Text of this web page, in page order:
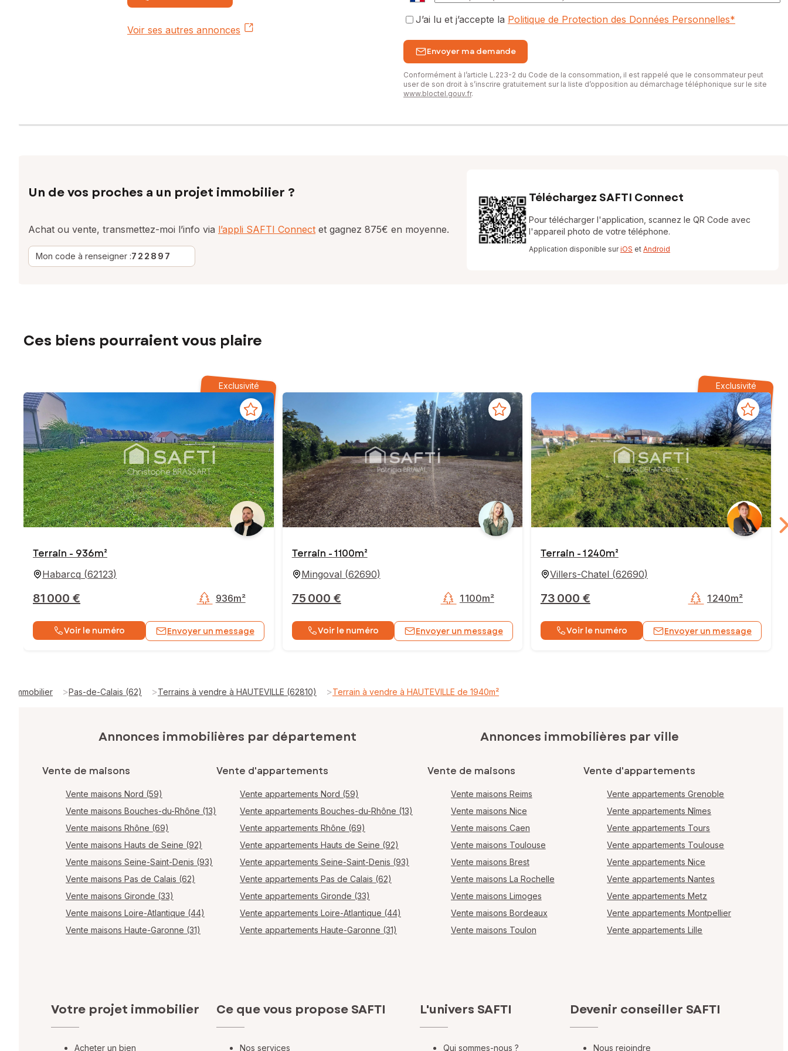
Voir ses autres annonces
J’ai lu et j’accepte la Politique de Protection des Données Personnelles*
Envoyer ma demande
Conformément à l’article L.223-2 du Code de la consommation, il est rappelé que le consommateur peut
user de son droit à s’inscrire gratuitement sur la liste d’opposition au démarchage téléphonique sur le site
www.bloctel.gouv.fr.
Un de vos proches a un projet immobilier ?
Achat ou vente, transmettez-moi l’info via l’appli SAFTI Connect et gagnez 875€ en moyenne.
Mon code à renseigner :722897
Téléchargez SAFTI Connect
Pour télécharger l'application, scannez le QR Code avec
l'appareil photo de votre téléphone.
Application disponible suriOS et Android
Ces biens pourraient vous plaire
Exclusivité
Terrain - 936m²
Habarcq (62123)
81 000 € 936m²
Voir le numéro Envoyer un message
Terrain - 1 100m²
Mingoval(62690)
75 000 € 1 100m²
Voir le numéro Envoyer un message
Exclusivité
Terrain - 1 240m²
Villers-Chatel(62690)
73 000 € 1 240m²
Voir le numéro Envoyer un message
Immobilier >Pas-de-Calais (62) >Terrains à vendre à HAUTEVILLE (62810) >Terrain à vendre à HAUTEVILLE de 1940m²
Annonces immobilières par département
Vente de maisons
Vente maisons Nord (59)
Vente maisons Bouches-du-Rhône (13)
Vente maisons Rhône (69)
Vente maisons Hauts de Seine (92)
Vente maisons Seine-Saint-Denis (93)
Vente maisons Pas de Calais (62)
Vente maisons Gironde (33)
Vente maisons Loire-Atlantique (44)
Vente maisons Haute-Garonne (31)
Vente d'appartements
Vente appartements Nord (59)
Vente appartements Bouches-du-Rhône (13)
Vente appartements Rhône (69)
Vente appartements Hauts de Seine (92)
Vente appartements Seine-Saint-Denis (93)
Vente appartements Pas de Calais (62)
Vente appartements Gironde (33)
Vente appartements Loire-Atlantique (44)
Vente appartements Haute-Garonne (31)
Annonces immobilières par ville
Vente de maisons
Vente maisons Reims
Vente maisons Nice
Vente maisons Caen
Vente maisons Toulouse
Vente maisons Brest
Vente maisons La Rochelle
Vente maisons Limoges
Vente maisons Bordeaux
Vente maisons Toulon
Vente d'appartements
Vente appartements Grenoble
Vente appartements Nîmes
Vente appartements Tours
Vente appartements Toulouse
Vente appartements Nice
Vente appartements Nantes
Vente appartements Metz
Vente appartements Montpellier
Vente appartements Lille
Votre projet immobilier
Acheter un bien
Ce que vous propose SAFTI
Nos services
L'univers SAFTI
Qui sommes-nous ?
Devenir conseiller SAFTI
Nous rejoindre